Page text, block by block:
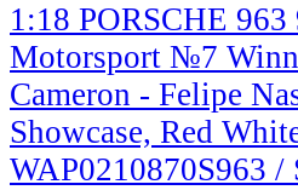
1:18 PORSCHE
Motorsport №7
Cameron - Felipe
Showcase, Red
WAP0210870S963 /